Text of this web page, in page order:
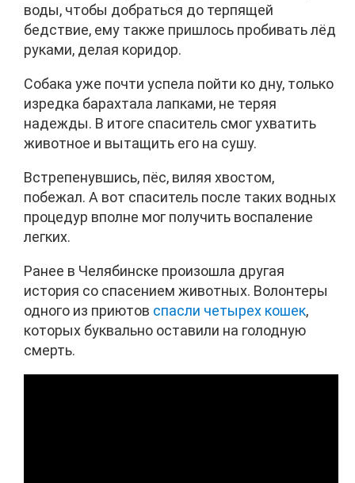
воды, чтобы добраться до терпящей
бедствие, ему также пришлось пробивать лёд
руками, делая коридор.
Собака уже почти успела пойти ко дну, только
изредка барахтала лапками, не теряя
надежды. В итоге спаситель смог ухватить
животное и вытащить его на сушу.
Встрепенувшись, пёс, виляя хвостом,
побежал. А вот спаситель после таких водных
процедур вполне мог получить воспаление
легких.
Ранее в Челябинске произошла другая
история со спасением животных. Волонтеры
одного из приютов спасли четырех кошек,
которых буквально оставили на голодную
смерть.